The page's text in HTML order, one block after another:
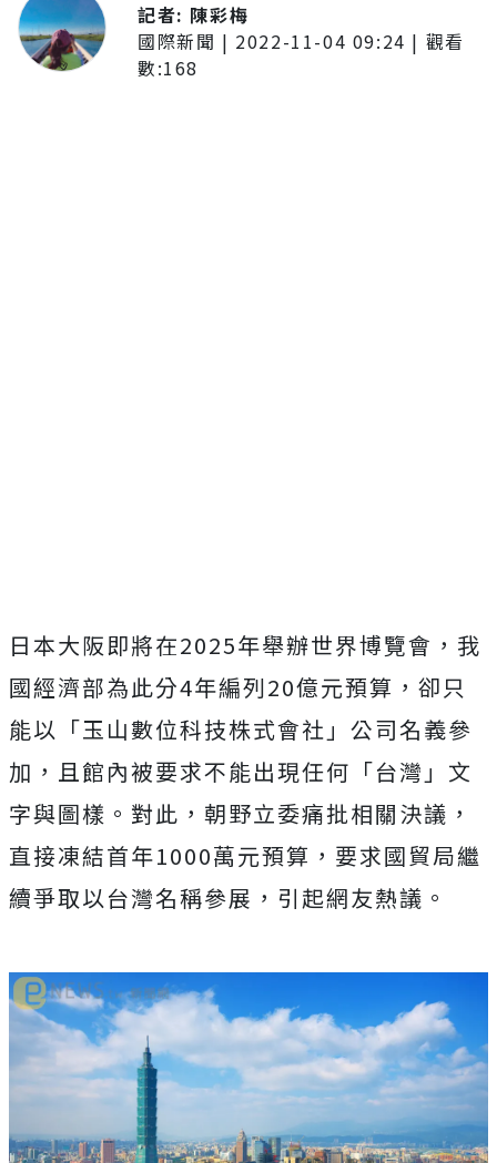
記者: 陳彩梅
國際新聞 | 2022-11-04 09:24 | 觀看
數:168
日本大阪即將在2025年舉辦世界博覽會，我
國經濟部為此分4年編列20億元預算，卻只
能以「玉山數位科技株式會社」公司名義參
加，且館內被要求不能出現任何「台灣」文
字與圖樣。對此，朝野立委痛批相關決議，
直接凍結首年1000萬元預算，要求國貿局繼
續爭取以台灣名稱參展，引起網友熱議。